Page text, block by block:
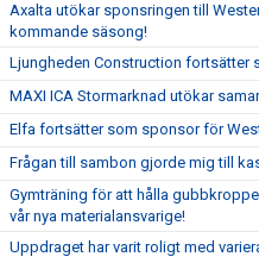
Axalta utökar sponsringen till
kommande säsong!
Ljungheden Construction fortsätter
MAXI ICA Stormarknad utökar
Elfa fortsätter som sponsor för
Frågan till sambon gjorde mig till
Gymträning för att hålla
vår nya materialansvarige!
Uppdraget har varit roligt med